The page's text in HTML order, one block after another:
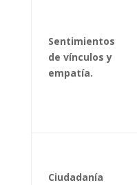
Sentimientos
de vínculos y
empatía.
Ciudadanía